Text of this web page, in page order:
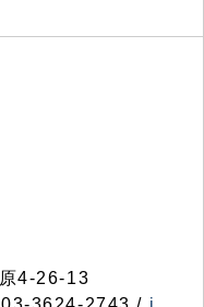
4-26-13